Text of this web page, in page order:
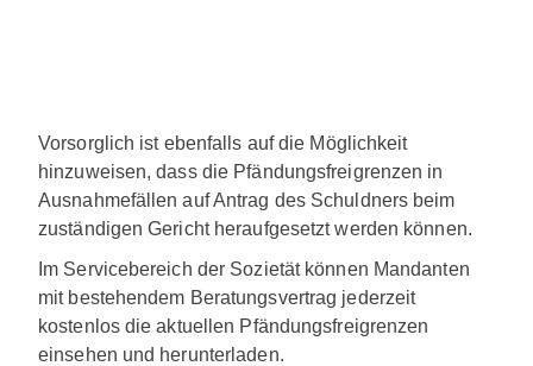
Vorsorglich ist ebenfalls auf die Möglichkeit
hinzuweisen, dass die Pfändungsfreigrenzen in
Ausnahmefällen auf Antrag des Schuldners beim
zuständigen Gericht heraufgesetzt werden können.
Im Servicebereich der Sozietät können Mandanten
mit bestehendem Beratungsvertrag jederzeit
kostenlos die aktuellen Pfändungsfreigrenzen
einsehen und herunterladen.